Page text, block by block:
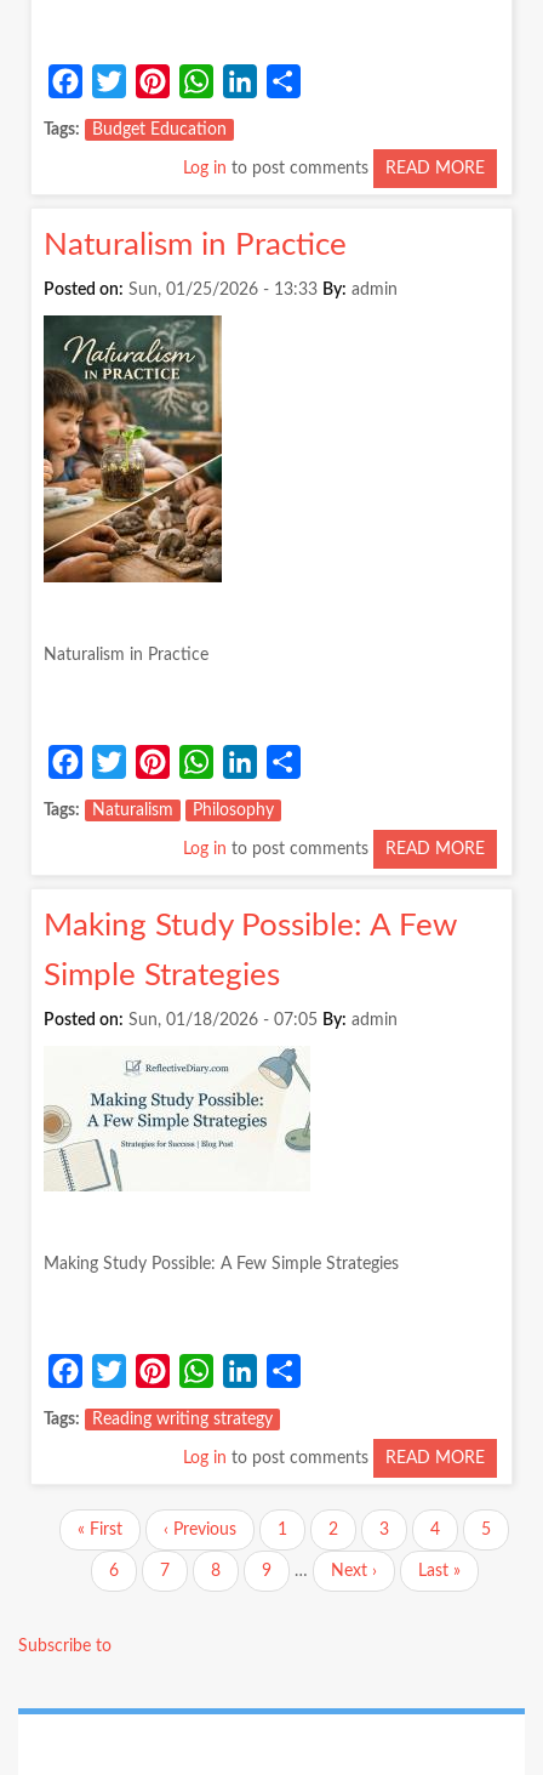
FacebookTwitterPinterestWhatsApp
LinkedIn
Tags Budget Education
READ MORE
Log in to post comments
Naturalism in Practice
Posted on: Sun, 01/25/2026 - 13:33 By: admin
Naturalism in Practice
FacebookTwitterPinterestWhatsApp
LinkedIn
Tags Naturalism Philosophy
READ MORE
Log in to post comments
Making Study Possible: A Few
Simple Strategies
Posted on: Sun, 01/18/2026 - 07:05 By: admin
Making Study Possible: A Few Simple Strategies
FacebookTwitterPinterestWhatsApp
LinkedIn
Tags Reading writing strategy
READ MORE
STUDY
Log in to post comments
Pagination
First
page
« First
Previous
page
‹ Previous Page
1 Page
2
Current
page
3 Page
4 Page
5
Page
6 Page
7 Page
8 Page
9 …
Next
Next ›
Last
Last »
Subscribe to